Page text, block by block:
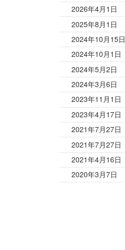
2026年4月1日
2025年8月1日
2024年10月15日
2024年10月1日
2024年5月2日
2024年3月6日
2023年11月1日
2023年4月17日
2021年7月27日
2021年7月27日
2021年4月16日
2020年3月7日